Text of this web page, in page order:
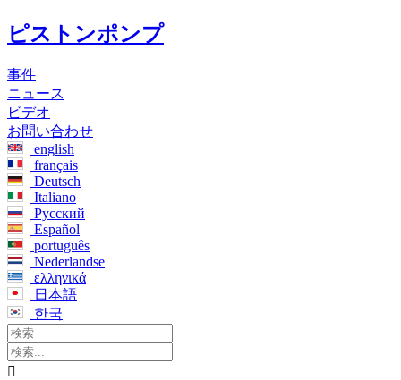
ピストンポンプ
事件
ニュース
ビデオ
お問い合わせ
english
français
Deutsch
Italiano
Русский
Español
português
Nederlandse
ελληνικά
日本語
한국
